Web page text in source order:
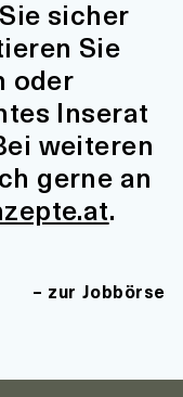
sicher
Sie
oder
Inserat
weiteren
gerne an
.
zur Jobbörse